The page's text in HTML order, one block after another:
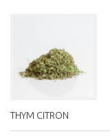
THYM CITRON